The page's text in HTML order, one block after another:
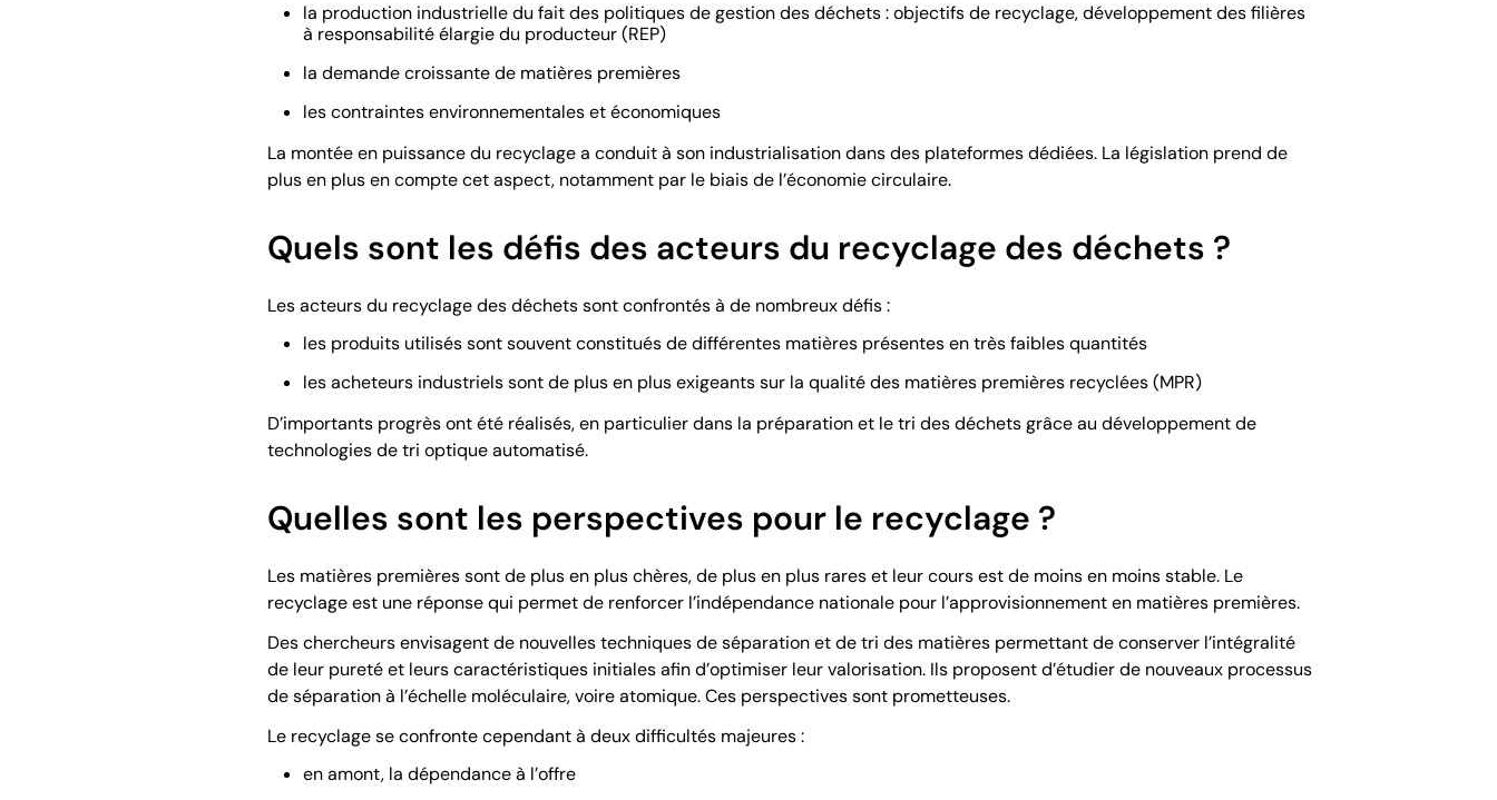
la production industrielle du fait des politiques de gestion des déchets : objectifs de recyclage, développement des filières
à responsabilité élargie du producteur (REP)
la demande croissante de matières premières
les contraintes environnementales et économiques
La montée en puissance du recyclage a conduit à son industrialisation dans des plateformes dédiées. La législation prend de
plus en plus en compte cet aspect, notamment par le biais de l’économie circulaire.
Quels sont les défis des acteurs du recyclage des déchets ?
Les acteurs du recyclage des déchets sont confrontés à de nombreux défis :
les produits utilisés sont souvent constitués de différentes matières présentes en très faibles quantités
les acheteurs industriels sont de plus en plus exigeants sur la qualité des matières premières recyclées (MPR)
D’importants progrès ont été réalisés, en particulier dans la préparation et le tri des déchets grâce au développement de
technologies de tri optique automatisé.
Quelles sont les perspectives pour le recyclage ?
Les matières premières sont de plus en plus chères, de plus en plus rares et leur cours est de moins en moins stable. Le
recyclage est une réponse qui permet de renforcer l’indépendance nationale pour l’approvisionnement en matières premières.
Des chercheurs envisagent de nouvelles techniques de séparation et de tri des matières permettant de conserver l’intégralité
de leur pureté et leurs caractéristiques initiales afin d’optimiser leur valorisation. Ils proposent d’étudier de nouveaux processus
de séparation à l’échelle moléculaire, voire atomique. Ces perspectives sont prometteuses.
Le recyclage se confronte cependant à deux difficultés majeures :
en amont, la dépendance à l’offre